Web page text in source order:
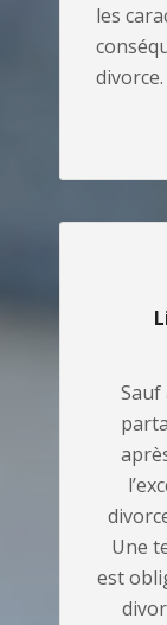
les
divorce.
Sauf
Une
est